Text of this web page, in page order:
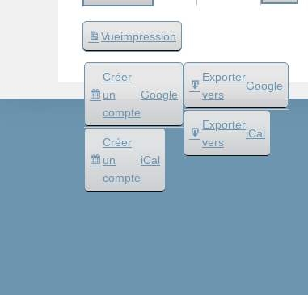
Créer
un
compte
Google
Créer
un
compte
iCal
Vueimpression
Exporter
vers
Google
Exporter
vers
iCal